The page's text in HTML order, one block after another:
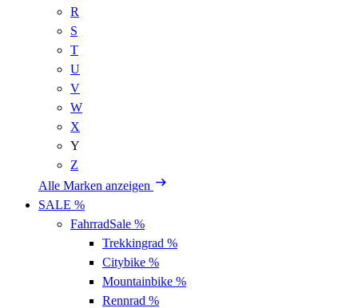
R
S
T
U
V
W
X
Y
Z
Alle Marken anzeigen
SALE %
FahrradSale %
Trekkingrad %
Citybike %
Mountainbike %
Rennrad %